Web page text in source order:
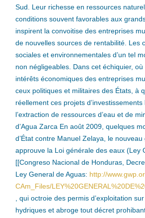
Sud. Leur richesse en ressources
conditions souvent favorables aux
inspirent la convoitise des entreprises
de nouvelles sources de rentabilité. Les
sociales et environnementales d’un tel
non négligeables. Dans cet échiquier,
intérêts économiques des entreprises
ceux politiques et militaires des États, à
réellement ces projets
l’extraction de ressources d’eau et de
d’Agua Zarca En août 2009, quelques
d’État contre Manuel Zelaya, le
approuve la Loi générale des eaux (Ley
[[Congreso Nacional de Honduras,
Ley General de Aguas: http://
CAm_Files/
, qui octroie des permis d’exploitation
hydriques et abroge tout décret